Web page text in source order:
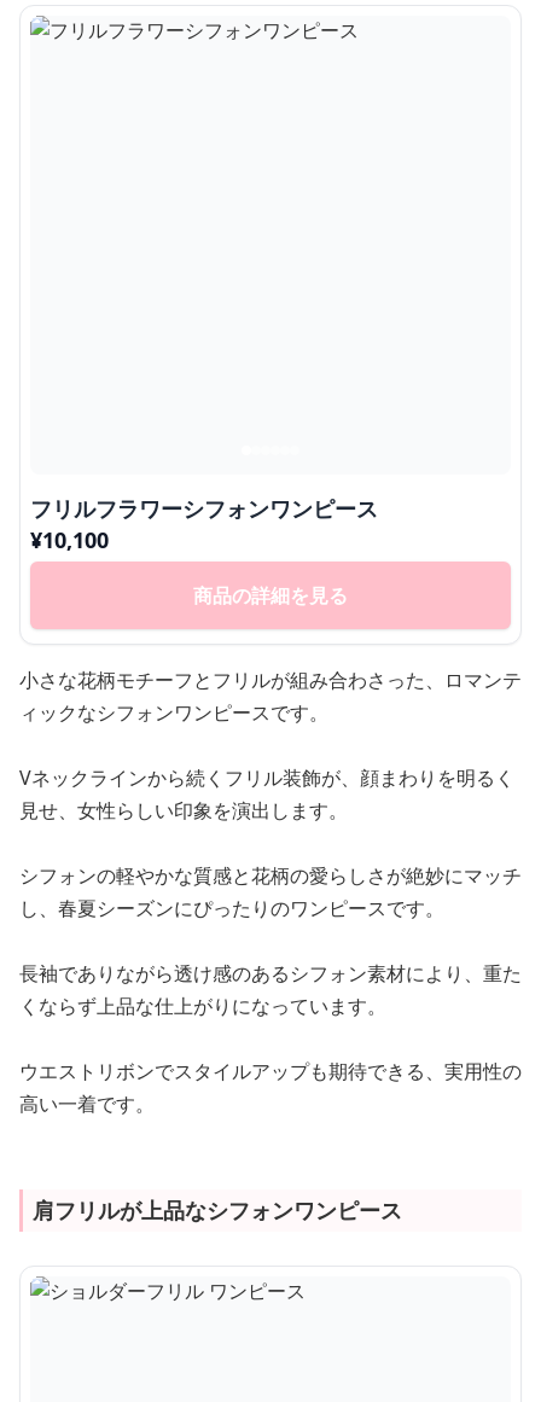
フリルフラワーシフォンワンピース
¥10,100
商品の詳細を見る
小さな花柄モチーフとフリルが組み合わさった、ロマンテ
ィックなシフォンワンピースです。
Vネックラインから続くフリル装飾が、顔まわりを明るく
見せ、女性らしい印象を演出します。
シフォンの軽やかな質感と花柄の愛らしさが絶妙にマッチ
し、春夏シーズンにぴったりのワンピースです。
長袖でありながら透け感のあるシフォン素材により、重た
くならず上品な仕上がりになっています。
ウエストリボンでスタイルアップも期待できる、実用性の
高い一着です。
肩フリルが上品なシフォンワンピース